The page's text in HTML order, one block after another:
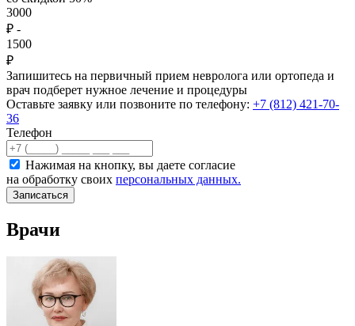
3000
₽ -
1500
₽
Запишитесь на первичный прием невролога или ортопеда и
врач подберет нужное лечение и процедуры
Оставьте заявку или позвоните по телефону: +7 (812) 421-70-
36
Телефон
Нажимая на кнопку, вы даете согласие
на обработку своих персональных данных.
Записаться
Врачи